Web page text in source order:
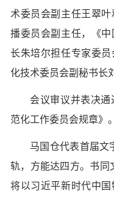
术委员会副主任王翠
播委员会副主任，《
长朱培尔担任专家委
化技术委员会副秘书长
会议审议并表决
范化工作委员会规章》。
马国仓代表首届文
轨，方能达四方。书同
将以习近平新时代中